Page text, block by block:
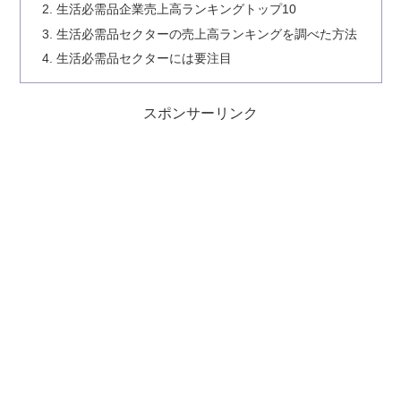
生活必需品企業売上高ランキングトップ10
生活必需品セクターの売上高ランキングを調べた方法
生活必需品セクターには要注目
スポンサーリンク